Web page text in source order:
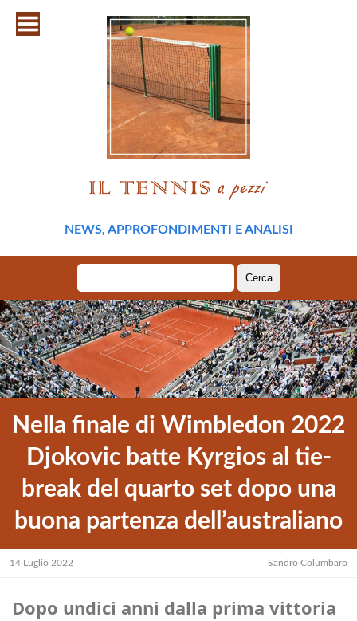
NEWS, APPROFONDIMENTI E ANALISI
per:
Nella finale di Wimbledon 2022
Djokovic batte Kyrgios al tie-
break del quarto set dopo una
buona partenza dell’australiano
14 Luglio 2022 Sandro Columbaro
Dopo undici anni dalla prima vittoria